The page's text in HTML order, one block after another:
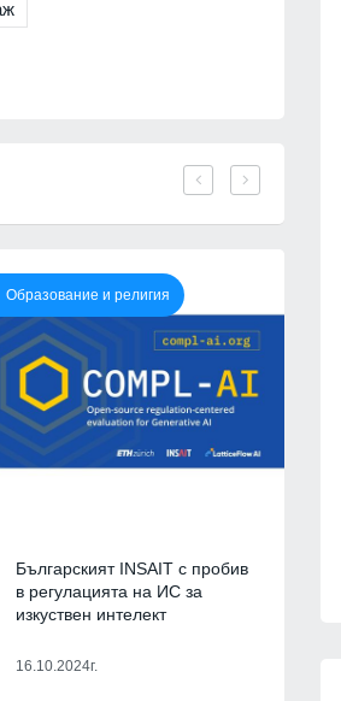
Образование и религия
Българският INSAIT с пробив
в регулацията на ИС за
изкуствен интелект
16.10.2024г.
Пловдивския панаир зависи от
министъра на финансите
ПЛОВДИВ 05.08.2026г.
Зетят на главнокомандващия на
руските Въздушно-космически
сили загинал при експлозията в
ресторант в центъра на Москва
РУСИЯ И УКРАЙНА 05.08.2026г.
Нов институт ще изследва
средновековното културно
наследство на Балканите